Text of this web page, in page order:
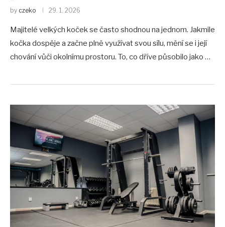
by czeko 29. 1. 2026
Majitelé velkých koček se často shodnou na jednom. Jakmile
kočka dospěje a začne plně využívat svou sílu, mění se i její
chování vůči okolnímu prostoru. To, co dříve působilo jako …